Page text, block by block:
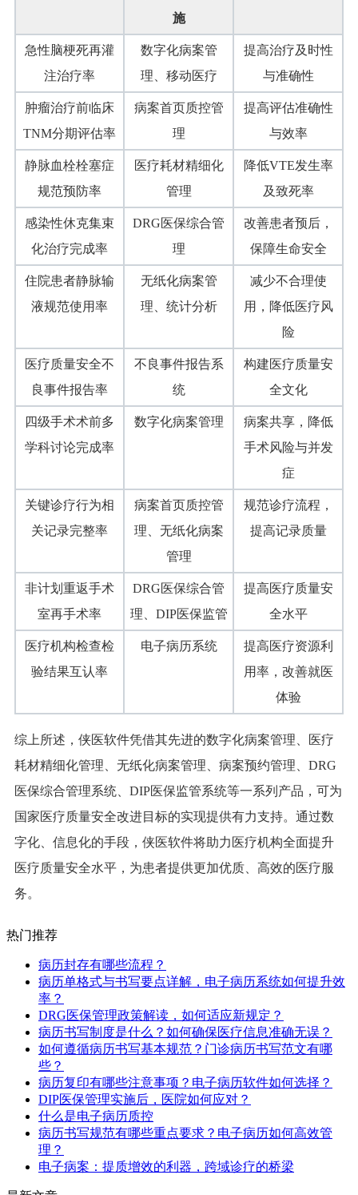
施
急性脑梗死再灌
注治疗率
数字化病案管
理、移动医疗
提高治疗及时性
与准确性
肿瘤治疗前临床
TNM分期评估率
病案首页质控管
理
提高评估准确性
与效率
静脉血栓栓塞症
规范预防率
医疗耗材精细化
管理
降低VTE发生率
及致死率
感染性休克集束
化治疗完成率
DRG医保综合管
理
改善患者预后，
保障生命安全
住院患者静脉输
液规范使用率
无纸化病案管
理、统计分析
减少不合理使
用，降低医疗风
险
医疗质量安全不
良事件报告率
不良事件报告系
统
构建医疗质量安
全文化
四级手术术前多
学科讨论完成率
数字化病案管理
病案共享，降低
手术风险与并发
症
关键诊疗行为相
关记录完整率
病案首页质控管
理、无纸化病案
管理
规范诊疗流程，
提高记录质量
非计划重返手术
室再手术率
DRG医保综合管
理、DIP医保监管
提高医疗质量安
全水平
医疗机构检查检
验结果互认率
电子病历系统
提高医疗资源利
用率，改善就医
体验
综上所述，侠医软件凭借其先进的数字化病案管理、医疗
耗材精细化管理、无纸化病案管理、病案预约管理、DRG
医保综合管理系统、DIP医保监管系统等一系列产品，可为
国家医疗质量安全改进目标的实现提供有力支持。通过数
字化、信息化的手段，侠医软件将助力医疗机构全面提升
医疗质量安全水平，为患者提供更加优质、高效的医疗服
务。
热门推荐
病历封存有哪些流程？
病历单格式与书写要点详解，电子病历系统如何提升效
率？
DRG医保管理政策解读，如何适应新规定？
病历书写制度是什么？如何确保医疗信息准确无误？
如何遵循病历书写基本规范？门诊病历书写范文有哪
些？
病历复印有哪些注意事项？电子病历软件如何选择？
DIP医保管理实施后，医院如何应对？
什么是电子病历质控
病历书写规范有哪些重点要求？电子病历如何高效管
理？
电子病案：提质增效的利器，跨域诊疗的桥梁